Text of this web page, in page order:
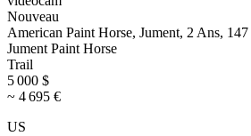
Nouveau
American Paint Horse, Jument, 2 Ans,
Jument Paint Horse
Trail
5 000 $
~ 4 695 €
US